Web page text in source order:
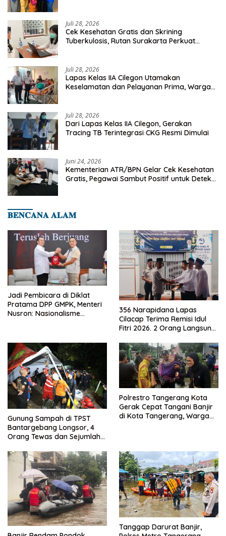
Juli 28, 2026
Cek Kesehatan Gratis dan Skrining
Tuberkulosis, Rutan Surakarta Perkuat
Juli 28, 2026
Lapas Kelas IIA Cilegon Utamakan
Keselamatan dan Pelayanan Prima, Warga
Juli 28, 2026
Dari Lapas Kelas IIA Cilegon, Gerakan
Tracing TB Terintegrasi CKG Resmi Dimulai
Juni 24, 2026
Kementerian ATR/BPN Gelar Cek Kesehatan
Gratis, Pegawai Sambut Positif untuk Deteksi
𝐁𝐄𝐍𝐂𝐀𝐍𝐀 𝐀𝐋𝐀𝐌
Jadi Pembicara di Diklat
Pratama DPP GMPK, Menteri
Nusron: Nasionalisme
356 Narapidana Lapas
Cilacap Terima Remisi Idul
Fitri 2026. 2 Orang Langsung
Gunung Sampah di TPST
Bantargebang Longsor, 4
Orang Tewas dan Sejumlah
Polrestro Tangerang Kota
Gerak Cepat Tangani Banjir
di Kota Tangerang, Warga
Tanggap Darurat Banjir,